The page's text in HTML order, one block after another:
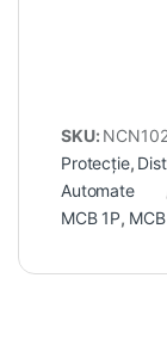
SKU:
Protecție,
Automate
MCB 1P,